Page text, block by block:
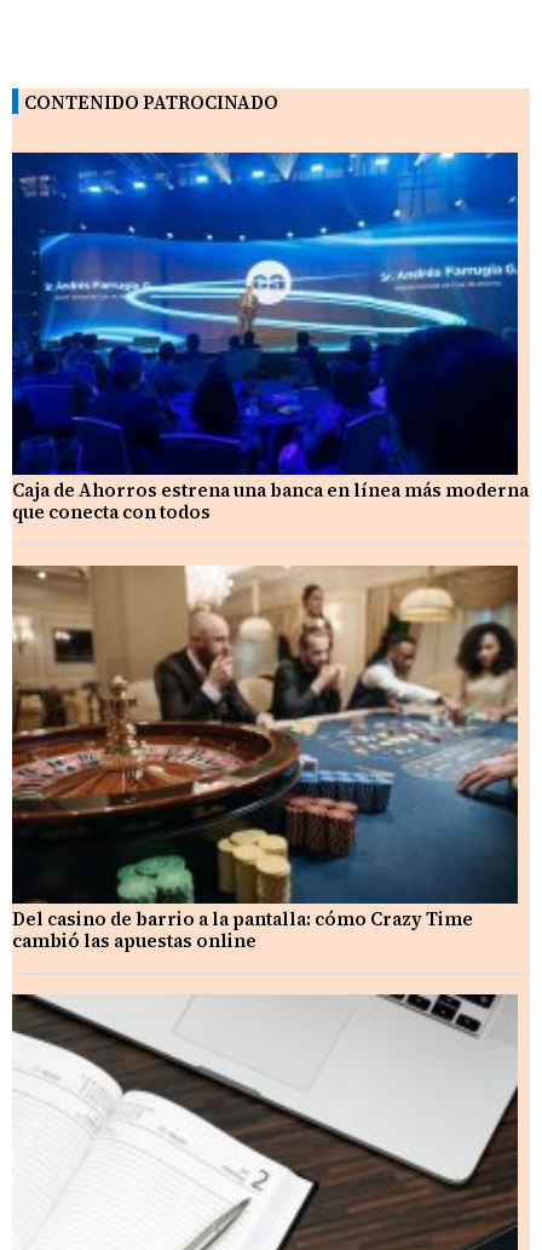
CONTENIDO PATROCINADO
Caja de Ahorros estrena una banca en línea más moderna
que conecta con todos
Del casino de barrio a la pantalla: cómo Crazy Time
cambió las apuestas online